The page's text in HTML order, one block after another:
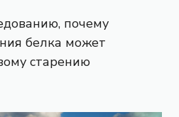
почему
белка может
старению